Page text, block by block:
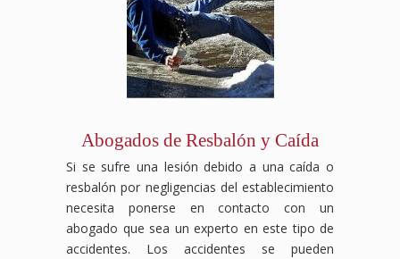
Abogados de Resbalón y Caída
Si se sufre una lesión debido a una caída o
resbalón por negligencias del establecimiento
necesita ponerse en contacto con un
abogado que sea un experto en este tipo de
accidentes. Los accidentes se pueden